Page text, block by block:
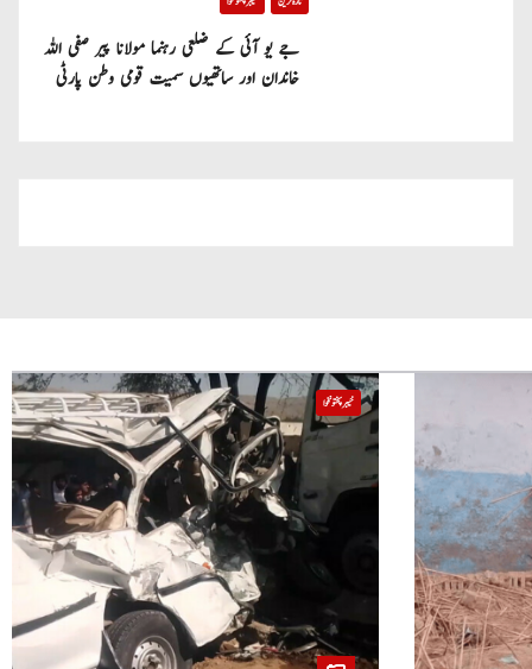
جے یو آئی کے ضلعی رہنما مولانا پیر صفی اللہ
خاندان اور ساتھیوں سمیت قومی وطن پارٹی
خیبر پختونخوا